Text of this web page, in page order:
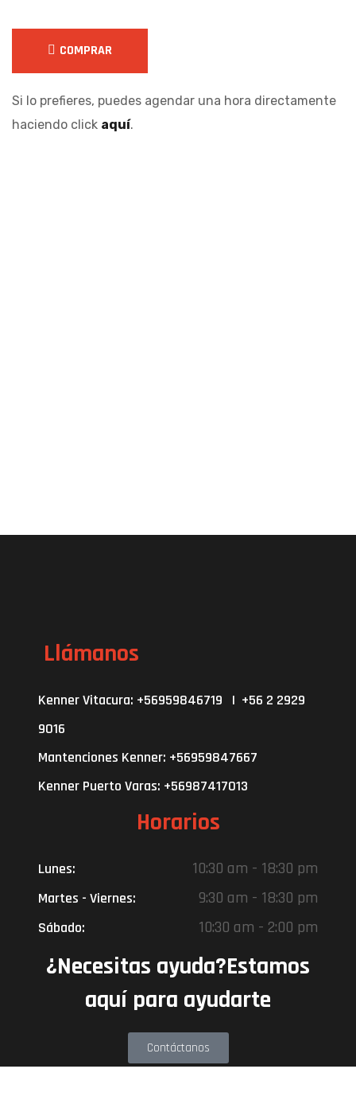
COMPRAR
Si lo prefieres, puedes agendar una hora directamente
haciendo click aquí.
Llámanos
Kenner Vitacura: +56959846719 | +56 2 2929
9016
Mantenciones Kenner: +56959847667
Kenner Puerto Varas: +56987417013
Horarios
Lunes: 10:30 am - 18:30 pm
Martes - Viernes: 9:30 am - 18:30 pm
Sábado: 10:30 am - 2:00 pm
¿Necesitas ayuda?Estamos
aquí para ayudarte
Contáctanos